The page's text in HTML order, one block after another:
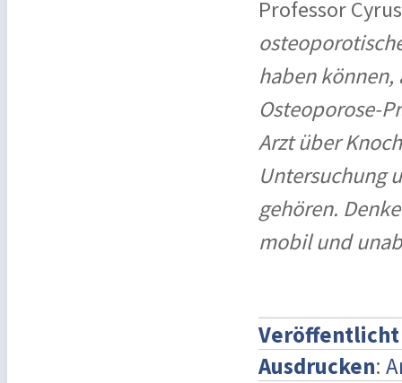
Professor
haben
Osteoporose-
Arzt über
Untersuchung
gehören.
mobil und
Veröffentlicht
Ausdrucken: